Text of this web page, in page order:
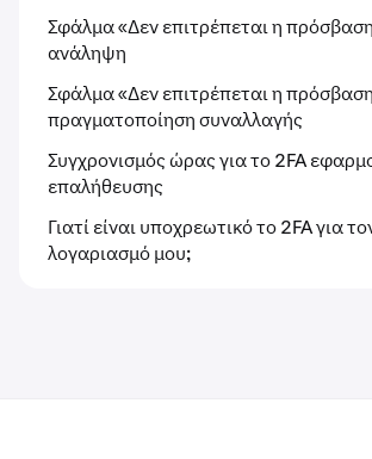
Σφάλμα «Δεν επιτρέπεται η
ανάληψη
Σφάλμα «Δεν επιτρέπεται η
πραγματοποίηση συναλλαγής
Συγχρονισμός ώρας για το 2FA
επαλήθευσης
Γιατί είναι υποχρεωτικό το 2FA για
λογαριασμό μου;